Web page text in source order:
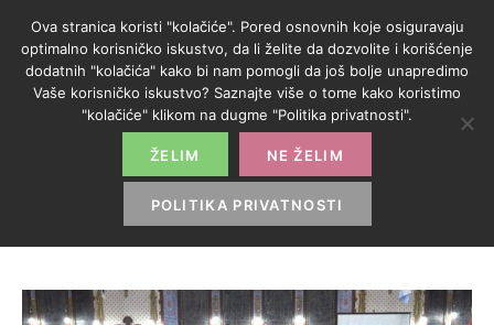
KATEGORIJA:
Ova stranica koristi "kolačiće". Pored osnovnih koje osiguravaju
optimalno korisničko iskustvo, da li želite da dozvolite i korišćenje
dodatnih "kolačića" kako bi nam pomogli da još bolje unapredimo
Vaše korisničko iskustvo? Saznajte više o tome kako koristimo
"kolačiće" klikom na dugme "Politika privatnosti".
ŽELIM NE ŽELIM
POLITIKA PRIVATNOSTI